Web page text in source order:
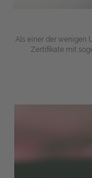
Als einer der wenigen
Zertifikate mit